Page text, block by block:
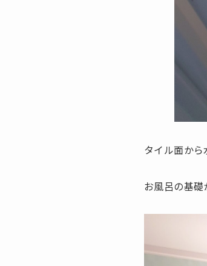
タイル面から
お風呂の基礎